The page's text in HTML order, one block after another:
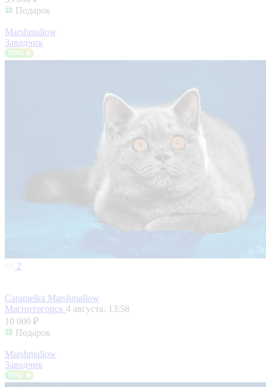
Подарок
Marshmallow
Заводчик
2
Caramelka Marshmallow
Магнитогорск 4 августа, 13:58
10 000 ₽
Подарок
Marshmallow
Заводчик